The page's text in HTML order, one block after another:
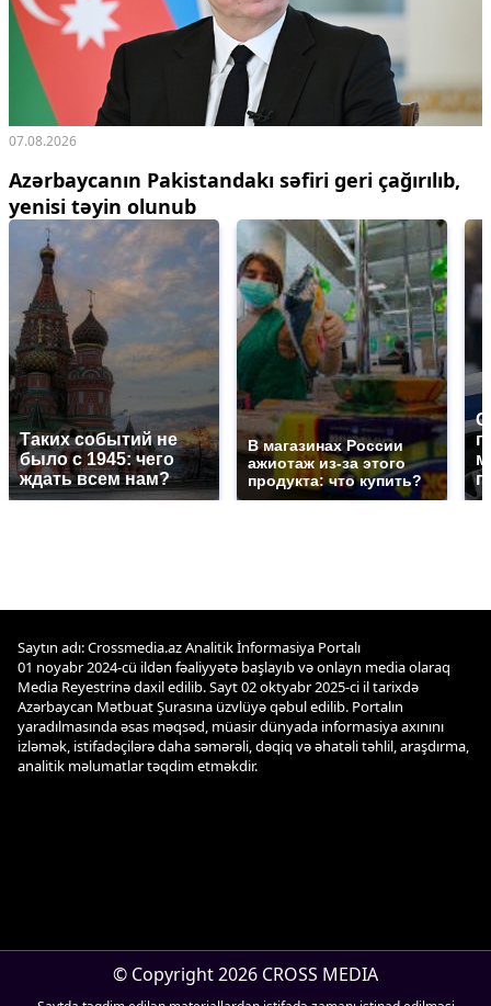
07.08.2026
Azərbaycanın Pakistandakı səfiri geri çağırılıb,
yenisi təyin olunub
Таких событий не
было с 1945: чего
ждать всем нам?
В магазинах России
ажиотаж из-за этого
продукта: что купить?
Saytın adı: Crossmedia.az Analitik İnformasiya Portalı
01 noyabr 2024-cü ildən fəaliyyətə başlayıb və onlayn media olaraq
Media Reyestrinə daxil edilib. Sayt 02 oktyabr 2025-ci il tarixdə
Azərbaycan Mətbuat Şurasına üzvlüyə qəbul edilib. Portalın
yaradılmasında əsas məqsəd, müasir dünyada informasiya axınını
izləmək, istifadəçilərə daha səmərəli, dəqiq və əhatəli təhlil, araşdırma,
analitik məlumatlar təqdim etməkdir.
© Copyright 2026 CROSS MEDIA